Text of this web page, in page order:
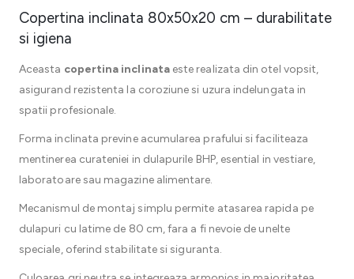
Copertina inclinata 80x50x20 cm – durabilitate
si igiena
Aceasta copertina inclinataeste realizata din otel vopsit,
asigurand rezistenta la coroziune si uzura indelungata in
spatii profesionale.
Forma inclinata previne acumularea prafului si faciliteaza
mentinerea curateniei in dulapurile BHP, esential in vestiare,
laboratoare sau magazine alimentare.
Mecanismul de montaj simplu permite atasarea rapida pe
dulapuri cu latime de 80 cm, fara a fi nevoie de unelte
speciale, oferind stabilitate si siguranta.